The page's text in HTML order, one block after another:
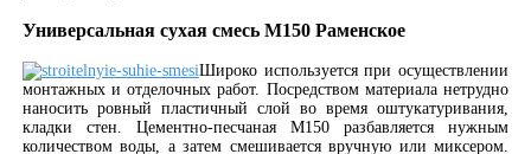
Универсальная сухая смесь М150 Раменское
Широко используется при осуществлении
монтажных и отделочных работ. Посредством материала нетрудно
наносить ровный пластичный слой во время оштукатуривания,
кладки стен. Цементно-песчаная М150 разбавляется нужным
количеством воды, а затем смешивается вручную или миксером.